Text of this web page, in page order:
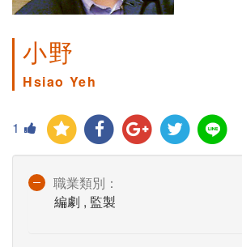
小野
Hsiao Yeh
1
職業類別：
編劇 , 監製